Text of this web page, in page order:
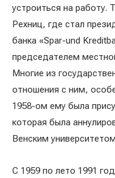
устроиться на работу.
Рехниц, где стал
банка «Spar-und
председателем
Многие из
отношения с ним,
1958-ом ему была
которая была
Венским
С 1959 по лето 1991